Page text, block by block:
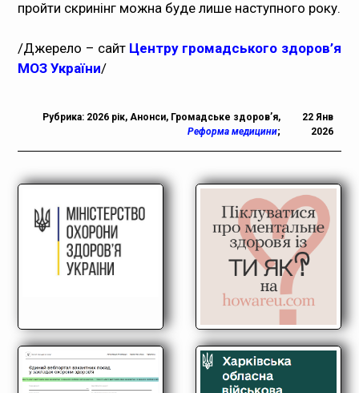
пройти скринінг можна буде лише наступного року.
/Джерело – сайтЦентру громадського здоров’я
МОЗ України/
Рубрика: 2026 рік,Анонси, Громадське здоров’я,
Реформа медицини;
22 Янв
2026